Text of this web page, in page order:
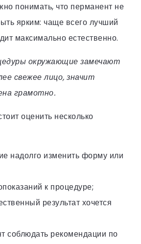
понимать, что перманент не
ярким: чаще всего лучший
максимально естественно.
окружающие замечают
свежее лицо, значит
грамотно.
оценить несколько
надолго изменить форму или
к процедуре;
результат хочется
соблюдать рекомендации по